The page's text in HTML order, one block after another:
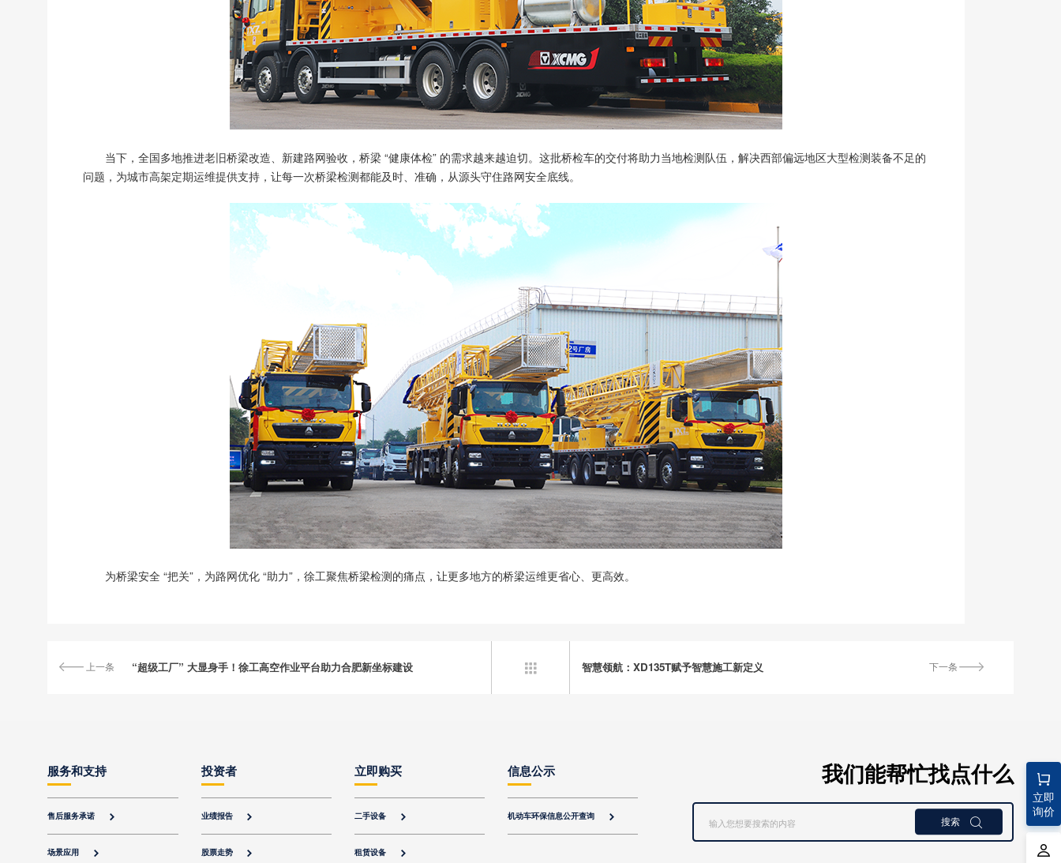
当下，全国多地推进老旧桥梁改造、新建路网验收，桥梁 “健康体检” 的需求越来越迫切。这批桥检车的交付将助力当地检测队伍，解决西部偏远地区大型检测装备不足的
问题，为城市高架定期运维提供支持，让每一次桥梁检测都能及时、准确，从源头守住路网安全底线。
为桥梁安全 “把关”，为路网优化 “助力”，徐工聚焦桥梁检测的痛点，让更多地方的桥梁运维更省心、更高效。
上一条 “超级工厂” 大显身手！徐工高空作业平台助力合肥新坐标建设 下一条
智慧领航：XD135T赋予智慧施工新定义

立即
询价
服务和支持
售后服务承诺 
场景应用 
投资者
业绩报告 
股票走势 
立即购买
二手设备 
租赁设备 
信息公示
机动车环保信息公开查询 
我们能帮忙找点什么
搜索 